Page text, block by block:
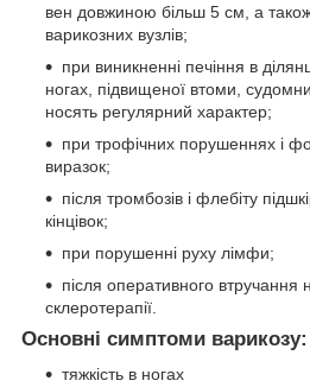
вен довжиною більш 5 см, а
варикозних вузлів;
при виникненні печіння в
ногах, підвищеної втоми,
носять регулярний характер;
при трофічних порушеннях і
виразок;
після тромбозів і флебіту
кінцівок;
при порушенні руху лімфи;
після оперативного втручання
склеротерапії.
Основні симптоми варикозу:
тяжкість в ногах